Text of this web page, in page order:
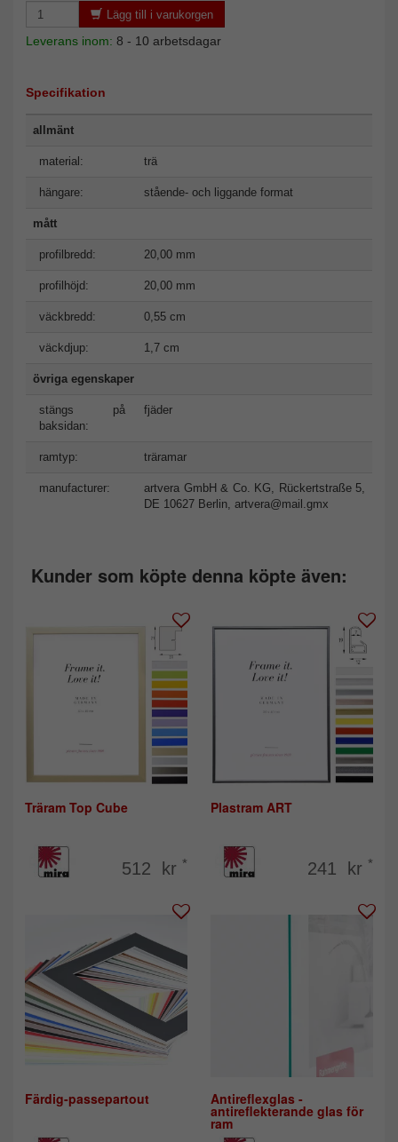
Lägg till i varukorgen
Leverans inom: 8 - 10 arbetsdagar
Specifikation
allmänt
material: trä
hängare: stående- och liggande format
mått
profilbredd: 20,00 mm
profilhöjd: 20,00 mm
väckbredd: 0,55 cm
väckdjup: 1,7 cm
övriga egenskaper
stängs på
baksidan:
fjäder
ramtyp: träramar
manufacturer:
artvera GmbH & Co. KG, Rückertstraße 5,
DE 10627 Berlin, artvera@mail.gmx
Kunder som köpte denna köpte även:
Träram Top Cube
512 kr *
Plastram ART
241 kr *
Färdig-passepartout Antireflexglas -
antireflekterande glas för
ram